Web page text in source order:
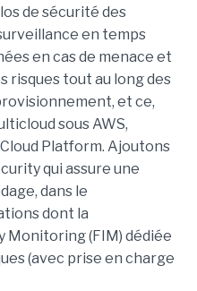
de sécurité des
en temps
en cas de menace et
risques tout au long des
et ce,
sous AWS,
Platform. Ajoutons
qui assure une
dans le
dont la
(FIM) dédiée
(avec prise en charge